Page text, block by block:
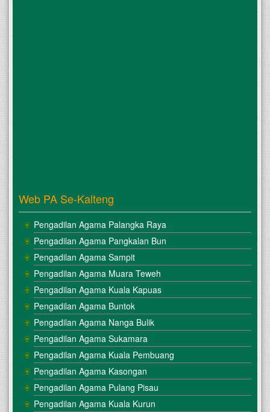
Web PA Se-Kalteng
Pengadilan Agama Palangka Raya
Pengadilan Agama Pangkalan Bun
Pengadilan Agama Sampit
Pengadilan Agama Muara Teweh
Pengadilan Agama Kuala Kapuas
Pengadilan Agama Buntok
Pengadilan Agama Nanga Bulik
Pengadilan Agama Sukamara
Pengadilan Agama Kuala Pembuang
Pengadilan Agama Kasongan
Pengadilan Agama Pulang Pisau
Pengadilan Agama Kuala Kurun